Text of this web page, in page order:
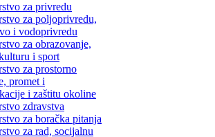
za privredu
za poljoprivredu,
i vodoprivredu
za obrazovanje,
i sport
za prostorno
promet i
i zaštitu okoline
zdravstva
za boračka pitanja
za rad, socijalnu